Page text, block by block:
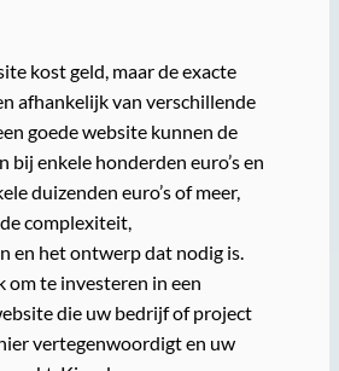
kost geld, maar de exacte
afhankelijk van verschillende
goede website kunnen de
bij enkele honderden euro’s en
duizenden euro’s of meer,
complexiteit,
en het ontwerp dat nodig is.
om te investeren in een
die uw bedrijf of project
vertegenwoordigt en uw